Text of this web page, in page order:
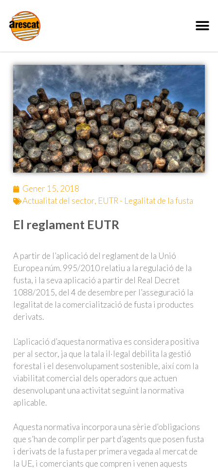
Gener 15, 2018
Actualitat del sector, EUTR - Legalitat de la fusta
El reglament EUTR
A partir de l’aplicació del reglament de la Unió
Europea núm. 995/2010 relatiu a la regulació de la
fusta, i la seva aplicació a partir del Real Decret
1088/2015, del 4 de desembre per l’asseguració la
legalitat de la comercialització de fusta i productes
derivats.
L’aplicació d’aquesta normativa es considera positiva
per al sector, ja que la tala il·legal debilita la gestió
forestal i el desenvolupament sostenible, així com la
viabilitat comercial dels operadors que actuen
desenvolupant una activitat seguint la normativa
aplicable.
Aquesta normativa incorpora una sèrie d’obligacions
que s’han de complir per part d’agents que posen fusta
i derivats de la fusta per primera vegada al mercat de
la UE, i comerciants que compren i venen aquests